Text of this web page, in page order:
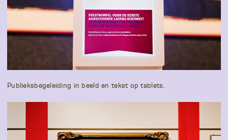
Publieksbegeleiding in beeld en tekst op tablets.